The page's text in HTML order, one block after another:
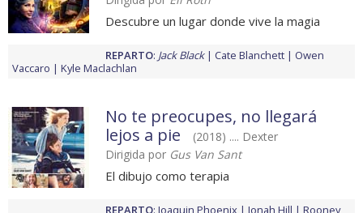
Descubre un lugar donde vive la magia
REPARTO: Jack Black Cate Blanchett
Owen
Vaccaro
Kyle Maclachlan
No te preocupes, no llegará
lejos a pie
(2018) .... Dexter
Dirigida por Gus Van Sant
El dibujo como terapia
REPARTO: Joaquin Phoenix Jonah Hill Rooney